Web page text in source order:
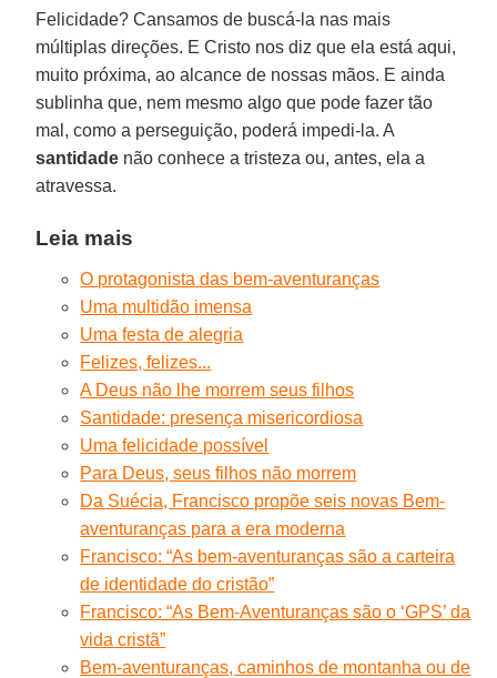
Felicidade? Cansamos de buscá-la nas mais
múltiplas direções. E Cristo nos diz que ela está aqui,
muito próxima, ao alcance de nossas mãos. E ainda
sublinha que, nem mesmo algo que pode fazer tão
mal, como a perseguição, poderá impedi-la. A
santidade não conhece a tristeza ou, antes, ela a
atravessa.
Leia mais
O protagonista das bem-aventuranças
Uma multidão imensa
Uma festa de alegria
Felizes, felizes...
A Deus não lhe morrem seus filhos
Santidade: presença misericordiosa
Uma felicidade possível
Para Deus, seus filhos não morrem
Da Suécia, Francisco propõe seis novas Bem-
aventuranças para a era moderna
Francisco: “As bem-aventuranças são a carteira
de identidade do cristão”
Francisco: “As Bem-Aventuranças são o ‘GPS’ da
vida cristã”
Bem-aventuranças, caminhos de montanha ou de